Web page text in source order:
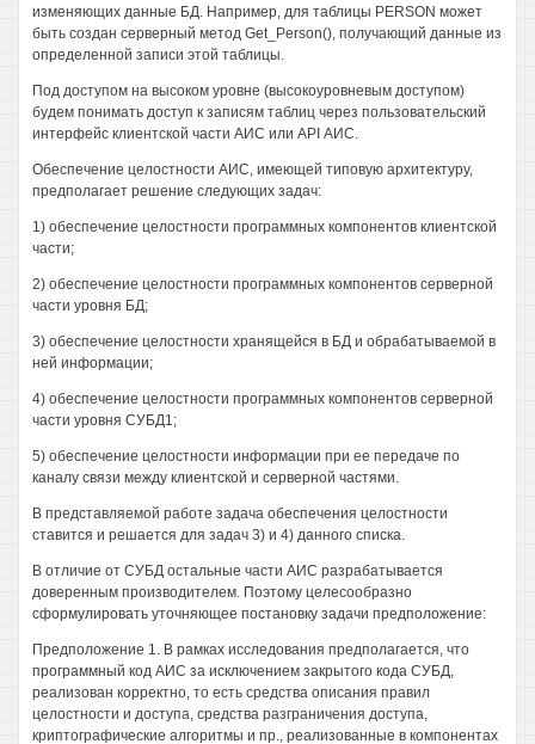
изменяющих данные БД. Например, для таблицы PERSON может
быть создан серверный метод Get_Person(), получающий данные из
определенной записи этой таблицы.
Под доступом на высоком уровне (высокоуровневым доступом)
будем понимать доступ к записям таблиц через пользовательский
интерфейс клиентской части АИС или API АИС.
Обеспечение целостности АИС, имеющей типовую архитектуру,
предполагает решение следующих задач:
1) обеспечение целостности программных компонентов клиентской
части;
2) обеспечение целостности программных компонентов серверной
части уровня БД;
3) обеспечение целостности хранящейся в БД и обрабатываемой в
ней информации;
4) обеспечение целостности программных компонентов серверной
части уровня СУБД1;
5) обеспечение целостности информации при ее передаче по
каналу связи между клиентской и серверной частями.
В представляемой работе задача обеспечения целостности
ставится и решается для задач 3) и 4) данного списка.
В отличие от СУБД остальные части АИС разрабатывается
доверенным производителем. Поэтому целесообразно
сформулировать уточняющее постановку задачи предположение:
Предположение 1. В рамках исследования предполагается, что
программный код АИС за исключением закрытого кода СУБД,
реализован корректно, то есть средства описания правил
целостности и доступа, средства разграничения доступа,
криптографические алгоритмы и пр., реализованные в компонентах